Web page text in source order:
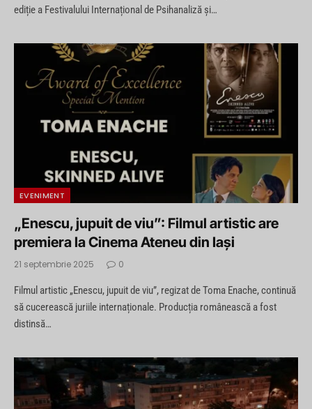
ediție a Festivalului Internațional de Psihanaliză și…
EVENIMENT
„Enescu, jupuit de viu”: Filmul artistic are
premiera la Cinema Ateneu din Iași
21 septembrie 2025 0
Filmul artistic „Enescu, jupuit de viu”, regizat de Toma Enache, continuă
să cucerească juriile internaționale. Producția românească a fost
distinsă…